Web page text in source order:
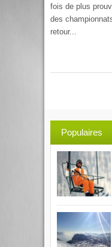
fois de plus
des
retour...
Populaires